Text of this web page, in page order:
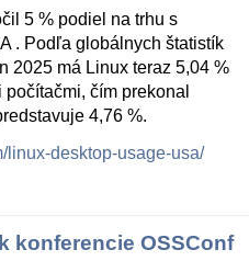
5 % podiel na trhu s
. Podľa globálnych štatistík
2025 má Linux teraz 5,04 %
čím prekonal
4,76 %.
linux-desktop-usage-usa/
konferencie OSSConf